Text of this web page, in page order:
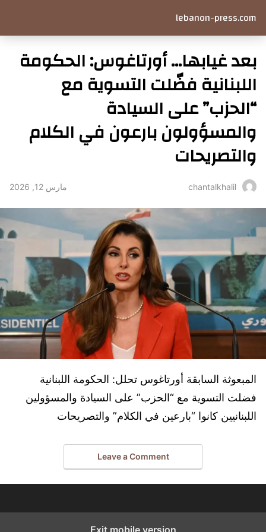
lebanon-press.com
بعد غيابها… أورتاغوس: الحكومة
اللبنانية فضّلت التسوية مع
“الحزب” على السيادة
والمسؤولون بارعون في الكلام
والتصريحات
chantalkhalil مارس 12, 2026
المبعوثة السابقة أورتاغوس تحلل: الحكومة اللبنانية
فضلت التسوية مع “الحزب” على السيادة والمسؤولين
اللبنانيين كانوا “بارعين في الكلام” والتصريحات
Leave a Comment
Exit mobile version